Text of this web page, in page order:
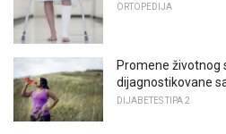
ORTOPEDIJA
Promene životnog
dijagnostikovane
DIJABETES TIPA 2